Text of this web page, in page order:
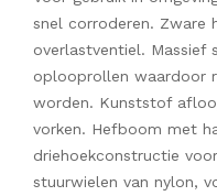
snel corroderen. Zware
overlastventiel. Massief
oplooprollen waardoor
worden. Kunststof
vorken. Hefboom met
driehoekconstructie
stuurwielen van nylon,